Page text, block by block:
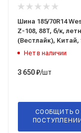
Шина 185/70R14
Z-108, 88T, б/к,
(Вестлайк), Китай,
Нет в наличии
3 650₽/шт
СООБЩИТЬ О
ПОСТУПЛЕНИИ